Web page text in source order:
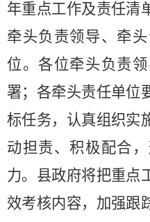
年重点工作及责任清
牵头负责领导、牵
位。各位牵头负责
署；各牵头责任单位
标任务，认真组织实
动担责、积极配合
力。 县政府将把重点
效考核内容， 加强跟